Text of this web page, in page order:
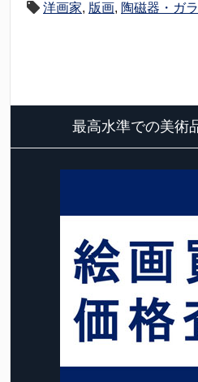
洋画家, 版画, 陶磁器・ガ
最高水準での美術